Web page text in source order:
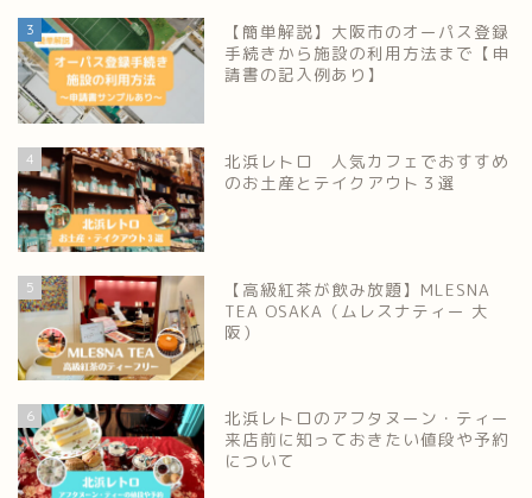
3
【簡単解説】大阪市のオーパス登録
手続きから施設の利用方法まで【申
請書の記入例あり】
4
北浜レトロ 人気カフェでおすすめ
のお土産とテイクアウト３選
5
【高級紅茶が飲み放題】MLESNA
TEA OSAKA（ムレスナティー 大
阪）
6
北浜レトロのアフタヌーン・ティー
来店前に知っておきたい値段や予約
について